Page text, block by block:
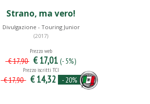
Strano, ma vero!
Divulgazione - Touring Junior
(2017)
Prezzo web
€ 17,90 € 17,01 (- 5%)
Prezzo iscritti TCI
€ 17,90 € 14,32 - 20%